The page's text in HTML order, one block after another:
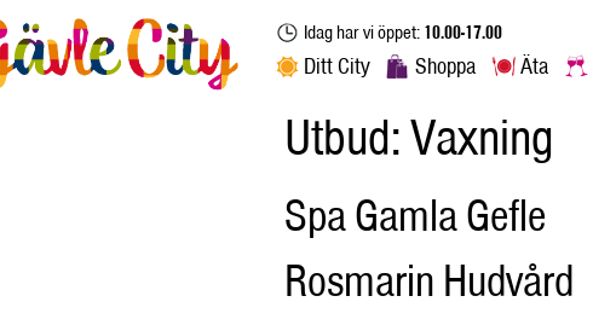
Idag har vi öppet:10.00-17.00
Ditt City Shoppa Äta
Utbud:Vaxning
Spa Gamla Gefle
Rosmarin Hudvård